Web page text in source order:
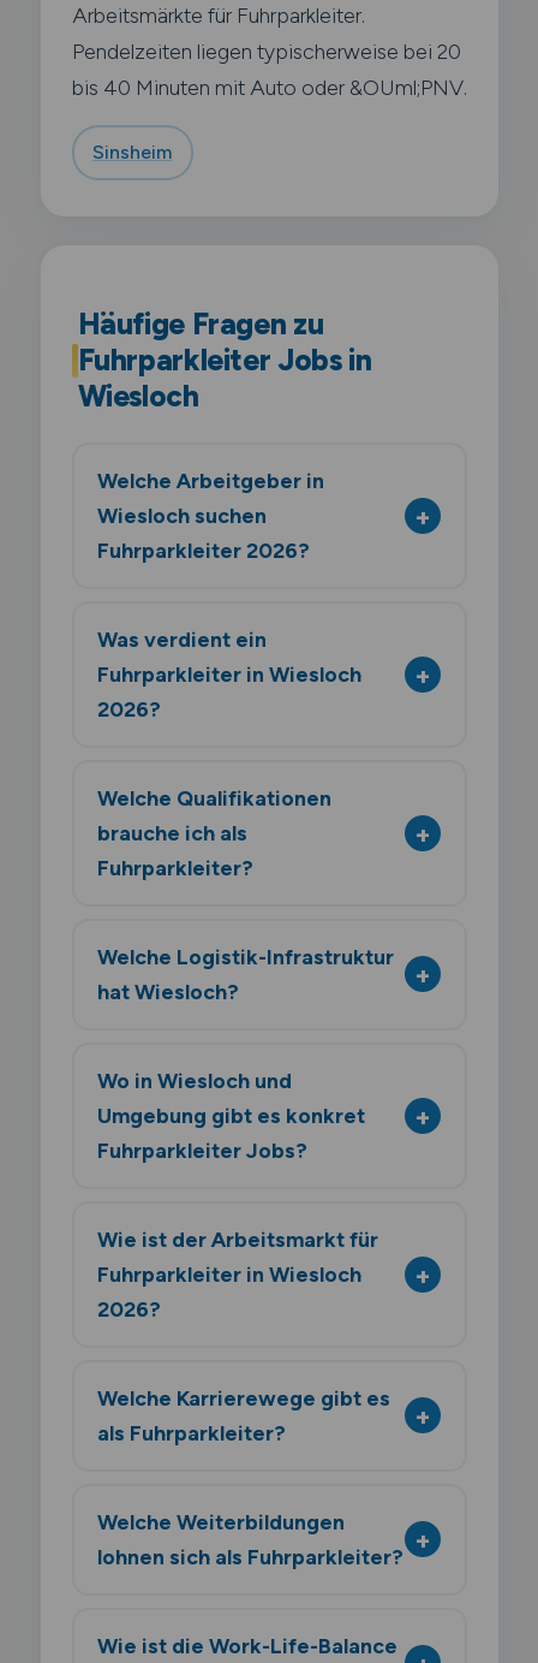
Arbeitsmärkte für Fuhrparkleiter.
Pendelzeiten liegen typischerweise bei 20
bis 40 Minuten mit Auto oder &OUml;PNV.
Sinsheim
Häufige Fragen zu
Fuhrparkleiter Jobs in
Wiesloch
Welche Arbeitgeber in
Wiesloch suchen
Fuhrparkleiter 2026?
Was verdient ein
Fuhrparkleiter in Wiesloch
2026?
Welche Qualifikationen
brauche ich als
Fuhrparkleiter?
Welche Logistik-Infrastruktur
hat Wiesloch?
Wo in Wiesloch und
Umgebung gibt es konkret
Fuhrparkleiter Jobs?
Wie ist der Arbeitsmarkt für
Fuhrparkleiter in Wiesloch
2026?
Welche Karrierewege gibt es
als Fuhrparkleiter?
Welche Weiterbildungen
lohnen sich als Fuhrparkleiter?
Wie ist die Work-Life-Balance